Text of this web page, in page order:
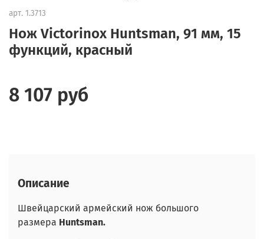
арт. 1.3713
Нож Victorinox Huntsman, 91 мм, 15
функций, красный
8 107 руб
Описание
Швейцарский армейский нож большого
размера Huntsman.